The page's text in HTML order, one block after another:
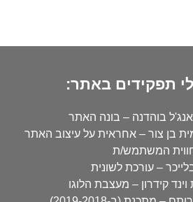
תפקידים באתר:
אנג'ל בוהדנה – בונה האתר
בן צור – אחראית על עיצוב האתר
המשתמש/ת
– עורכת לשונית
וינד קידרון – מעצבת הלוגו